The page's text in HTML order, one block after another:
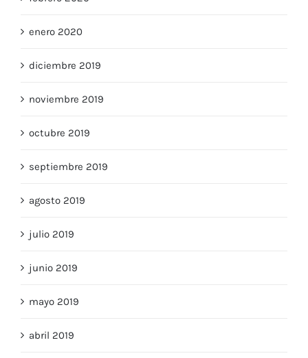
febrero 2020
enero 2020
diciembre 2019
noviembre 2019
octubre 2019
septiembre 2019
agosto 2019
julio 2019
junio 2019
mayo 2019
abril 2019